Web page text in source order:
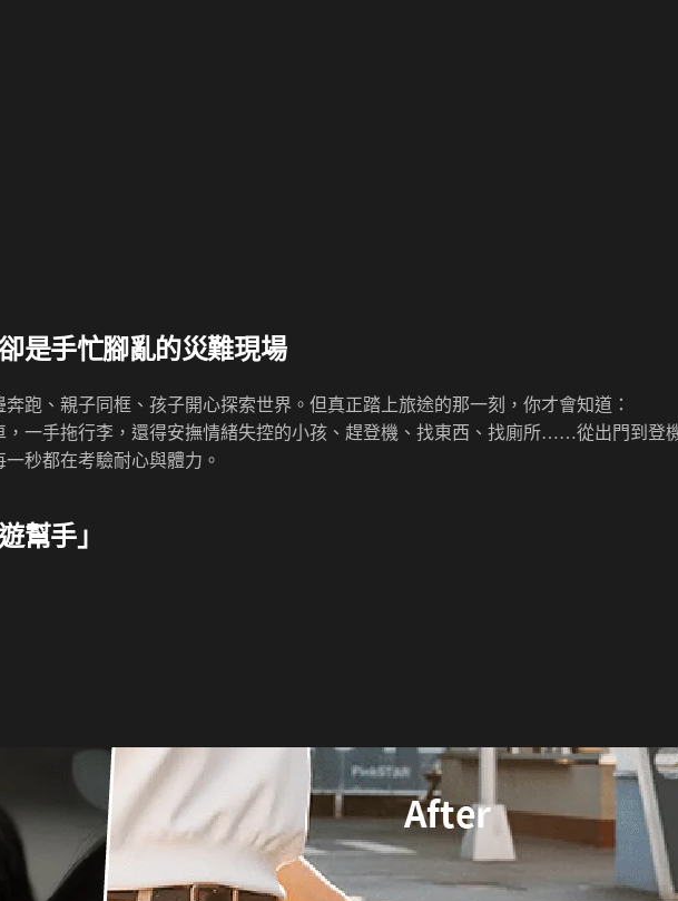
是手忙腳亂的災難現場
、親子同框、孩子開心探索世界。但真正踏上旅途的那一刻，你才會知道：
一手拖行李，還得安撫情緒失控的小孩、趕登機、找東西、找廁所……從出門到登
秒都在考驗耐心與體力。
幫手」